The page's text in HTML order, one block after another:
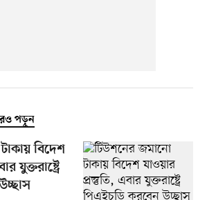
পড়ুন
বিদেশ
যুক্তরাষ্ট্রে